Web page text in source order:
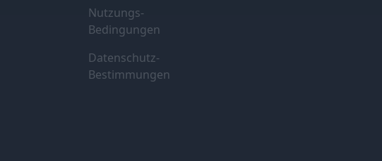
Nutzungs-
Bedingungen
Datenschutz-
Bestimmungen